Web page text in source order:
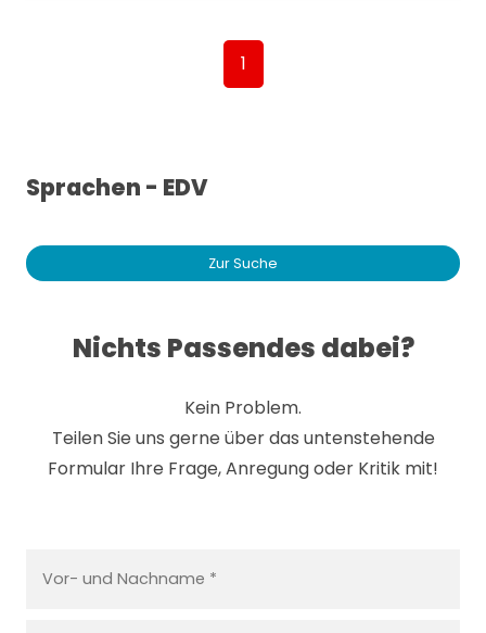
1
Sprachen - EDV
Zur Suche
Nichts Passendes dabei?
Kein Problem.
Teilen Sie uns gerne über das untenstehende
Formular Ihre Frage, Anregung oder Kritik mit!